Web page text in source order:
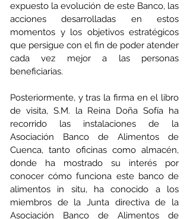
expuesto la evolución de este Banco, las
acciones desarrolladas en estos
momentos y los objetivos estratégicos
que persigue con el fin de poder atender
cada vez mejor a las personas
beneficiarias.
Posteriormente, y tras la firma en el libro
de visita, S.M. la Reina Doña Sofía ha
recorrido las instalaciones de la
Asociación Banco de Alimentos de
Cuenca, tanto oficinas como almacén,
donde ha mostrado su interés por
conocer cómo funciona este banco de
alimentos in situ, ha conocido a los
miembros de la Junta directiva de la
Asociación Banco de Alimentos de